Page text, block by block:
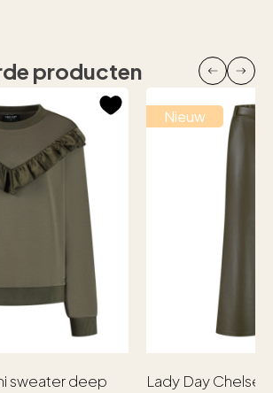
producten
sweater deep
Nieuw
Lady Day